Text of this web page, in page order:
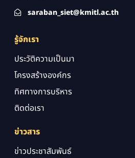
saraban_siet@kmitl.ac.th
รู้จักเรา
ประวัติความเป็นมา
โครงสร้างองค์กร
ทิศทางการบริหาร
ติดต่อเรา
ข่าวสาร
ข่าวประชาสัมพันธ์